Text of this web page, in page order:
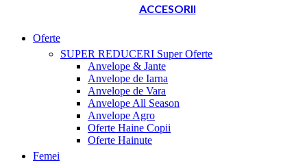
ACCESORII
Oferte
SUPER REDUCERI Super Oferte
Anvelope & Jante
Anvelope de Iarna
Anvelope de Vara
Anvelope All Season
Anvelope Agro
Oferte Haine Copii
Oferte Hainute
Femei